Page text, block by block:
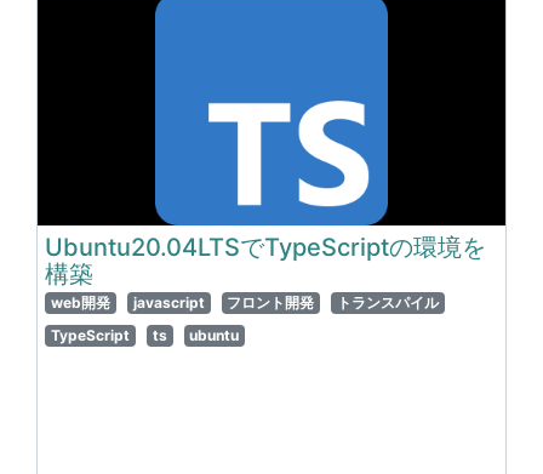
Ubuntu20.04LTSでTypeScriptの環境を
構築
web開発 javascript フロント開発
トランスパイル
TypeScript
ts ubuntu